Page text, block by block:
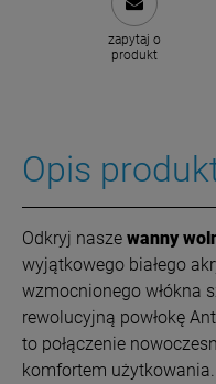
zapytaj o
produkt
Opis
Odkryj nasze wanny
wyjątkowego białego
wzmocnionego włókna
rewolucyjną powłokę
to połączenie
komfortem użytkowania.